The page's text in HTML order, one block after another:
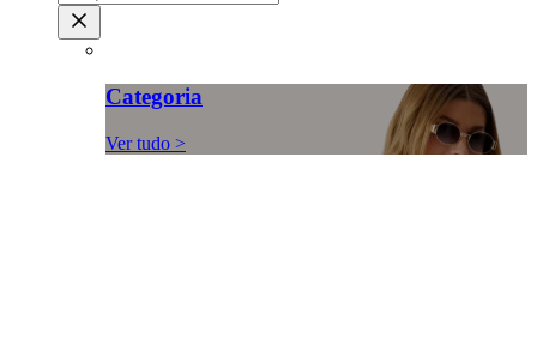
Categoria
Ver tudo >